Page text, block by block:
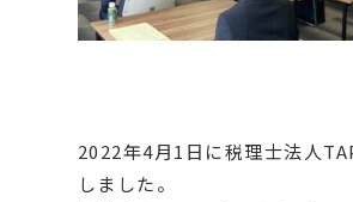
2022年4月1日に税理士法人
しました。